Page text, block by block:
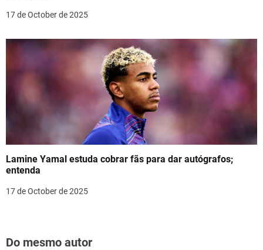
17 de October de 2025
Lamine Yamal estuda cobrar fãs para dar autógrafos;
entenda
17 de October de 2025
Do mesmo autor